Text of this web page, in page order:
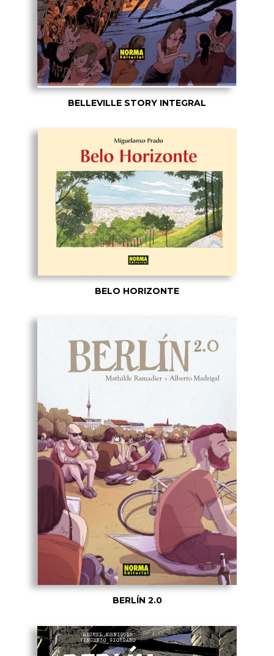
BELLEVILLE STORY INTEGRAL
BELO HORIZONTE
BERLÍN 2.0